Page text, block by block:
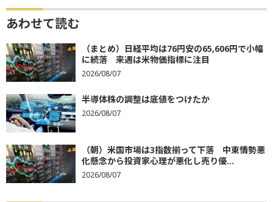
あわせて読む
（まとめ）日経平均は76円安の65,606円で小幅
に続落 来週は米物価指標に注目
2026/08/07
半導体株の調整は底値をつけたか
2026/08/07
（朝）米国市場は3指数揃って下落 中東情勢悪
化懸念から投資家心理が悪化し売り優...
2026/08/07